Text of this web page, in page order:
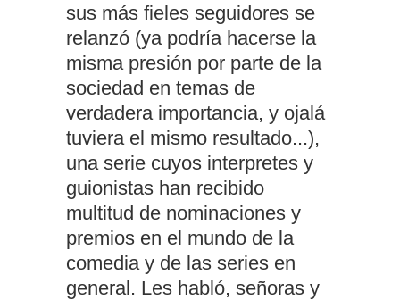
sus más fieles seguidores se
relanzó (ya podría hacerse la
misma presión por parte de la
sociedad en temas de
verdadera importancia, y ojalá
tuviera el mismo resultado...),
una serie cuyos interpretes y
guionistas han recibido
multitud de nominaciones y
premios en el mundo de la
comedia y de las series en
general. Les habló, señoras y